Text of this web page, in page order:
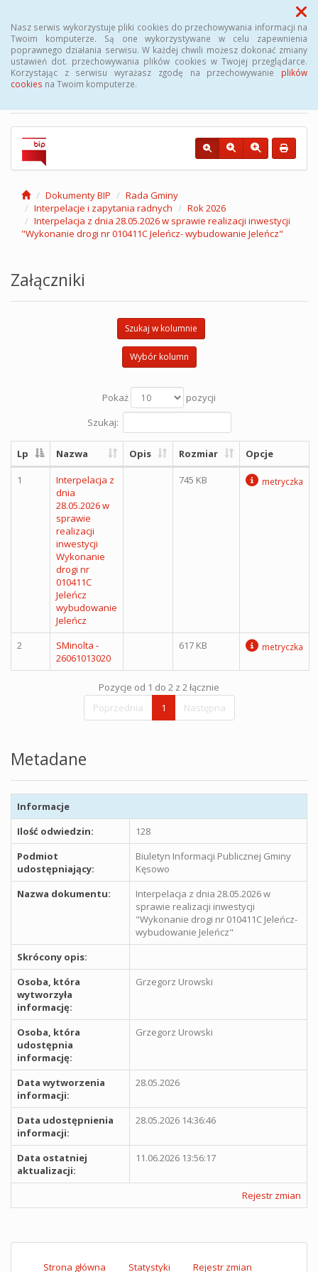
Nasz serwis wykorzystuje pliki cookies do przechowywania informacji na
Twoim komputerze. Są one wykorzystywane w celu zapewnienia
poprawnego działania serwisu. W każdej chwili możesz dokonać zmiany
ustawień dot. przechowywania plików cookies w Twojej przeglądarce.
Korzystając z serwisu wyrażasz zgodę na przechowywanie plików
cookies na Twoim komputerze.
Menu
Biuletyn Informacji
Publicznej Gminy Kęsowo
Dokumenty BIP
Rada Gminy
Interpelacje i zapytania radnych
Rok 2026
Interpelacja z dnia 28.05.2026 w sprawie realizacji inwestycji
"Wykonanie drogi nr 010411C Jeleńcz- wybudowanie Jeleńcz"
Załączniki
Szukaj w kolumnie
Wybór kolumn
Pokaż
pozycji
Szukaj:
Lp Nazwa Opis Rozmiar Opcje
1
Interpelacja z
dnia
28.05.2026 w
sprawie
realizacji
inwestycji
Wykonanie
drogi nr
010411C
Jeleńcz
wybudowanie
Jeleńcz
745 KB metryczka
2
SMinolta -
26061013020
617 KB metryczka
Pozycje od 1 do 2 z 2 łącznie
Poprzednia
1 Następna
Metadane
Informacje
Ilość odwiedzin:
128
Podmiot
udostępniający:
Biuletyn Informacji Publicznej Gminy
Kęsowo
Nazwa dokumentu:
Interpelacja z dnia 28.05.2026 w
sprawie realizacji inwestycji
"Wykonanie drogi nr 010411C Jeleńcz-
wybudowanie Jeleńcz"
Skrócony opis:
Osoba, która
wytworzyła
informację:
Grzegorz Urowski
Osoba, która
udostępnia
informację:
Grzegorz Urowski
Data wytworzenia
informacji:
28.05.2026
Data udostępnienia
informacji:
28.05.2026 14:36:46
Data ostatniej
aktualizacji:
11.06.2026 13:56:17
Rejestr zmian
Strona główna Statystyki Rejestr zmian